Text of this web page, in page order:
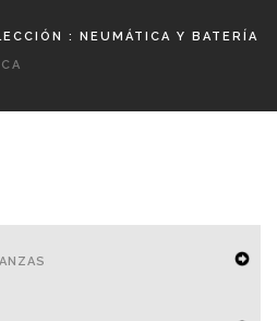
: NEUMÁTICA Y BATERÍA